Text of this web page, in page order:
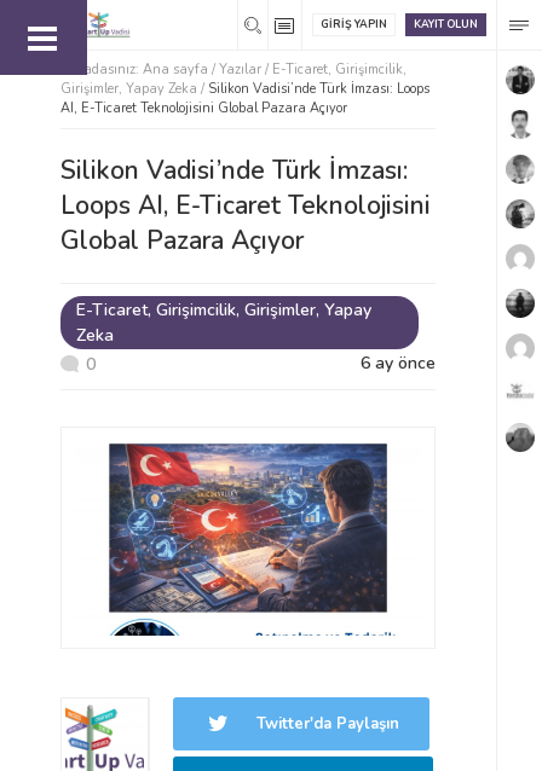
KAYIT OLUN
GIRIŞ YAPIN
Buradasınız: Ana sayfa / Yazılar / E-Ticaret, Girişimcilik,
Girişimler, Yapay Zeka / Silikon Vadisi’nde Türk İmzası: Loops
AI, E-Ticaret Teknolojisini Global Pazara Açıyor
Silikon Vadisi’nde Türk İmzası:
Loops AI, E-Ticaret Teknolojisini
Global Pazara Açıyor
E-Ticaret, Girişimcilik, Girişimler, Yapay
Zeka
0
6 ay önce
Twitter'da Paylaşın